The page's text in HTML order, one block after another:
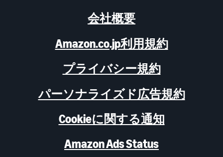
会社概要
Amazon.co.jp利用規約
プライバシー規約
パーソナライズド広告規約
Cookieに関する通知
Amazon Ads Status